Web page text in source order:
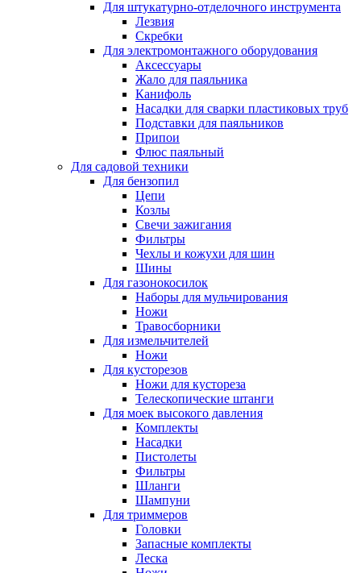
Для штукатурно-отделочного инструмента
Лезвия
Скребки
Для электромонтажного оборудования
Аксессуары
Жало для паяльника
Канифоль
Насадки для сварки пластиковых труб
Подставки для паяльников
Припои
Флюс паяльный
Для садовой техники
Для бензопил
Цепи
Козлы
Свечи зажигания
Фильтры
Чехлы и кожухи для шин
Шины
Для газонокосилок
Наборы для мульчирования
Ножи
Травосборники
Для измельчителей
Ножи
Для кусторезов
Ножи для кустореза
Телескопические штанги
Для моек высокого давления
Комплекты
Насадки
Пистолеты
Фильтры
Шланги
Шампуни
Для триммеров
Головки
Запасные комплекты
Леска